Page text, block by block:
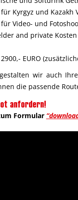
Kyrgyz und Kazakh
Video- und
and private
EURO
wir auch
die passende
anfordern!
Formular